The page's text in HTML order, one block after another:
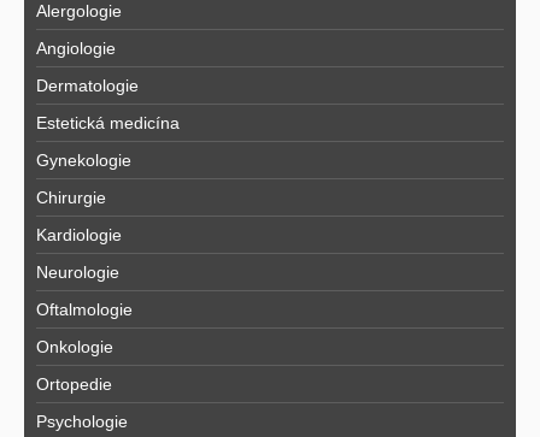
Alergologie
Angiologie
Dermatologie
Estetická medicína
Gynekologie
Chirurgie
Kardiologie
Neurologie
Oftalmologie
Onkologie
Ortopedie
Psychologie